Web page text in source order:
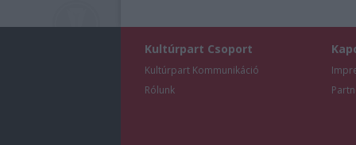
Kultúrpart Csoport
Kultúrpart Kommunikáció
Rólunk